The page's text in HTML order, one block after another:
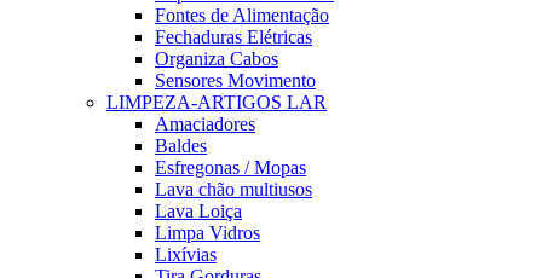
Fontes de Alimentação
Fechaduras Elétricas
Organiza Cabos
Sensores Movimento
LIMPEZA-ARTIGOS LAR
Amaciadores
Baldes
Esfregonas / Mopas
Lava chão multiusos
Lava Loiça
Limpa Vidros
Lixívias